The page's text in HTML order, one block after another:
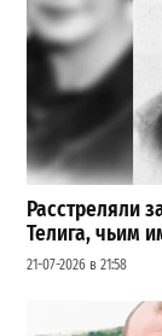
Расстреляли
Телига, чьим
21-07-2026 в 21:58